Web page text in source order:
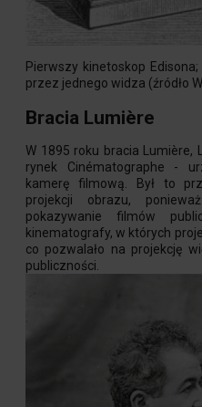
Pierwszy kinetoskop
przez jednego widza (źródło
Bracia Lumière
W 1895 roku bracia Lumière,
rynek Cinématographe -
kamerę filmową. Był to
projekcji obrazu,
pokazywanie filmów
kinematografy, w których
co pozwalało na projekcję
publiczności.